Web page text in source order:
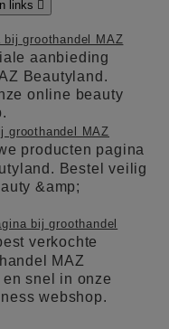
links 
bij groothandel MAZ
aanbieding
Beautyland.
online beauty
groothandel MAZ
producten pagina
Bestel veilig
&amp;
bij groothandel
verkochte
MAZ
snel in onze
webshop.